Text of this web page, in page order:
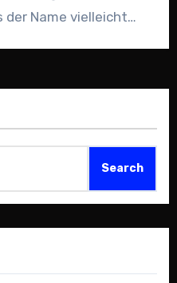
der Name vielleicht
Search